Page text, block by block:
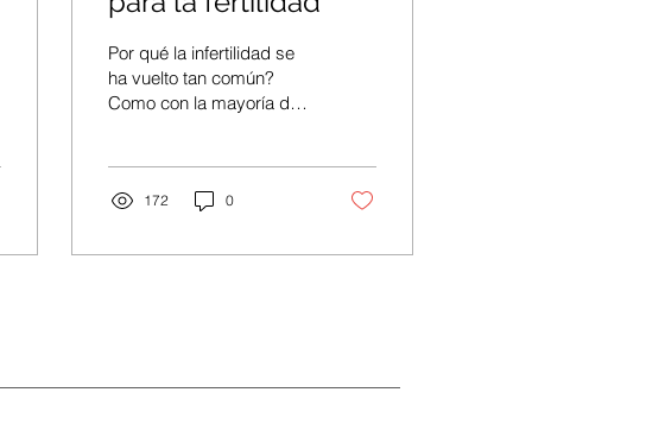
Por qué la infertilidad se
ha vuelto tan común?
Como con la mayoría de
172 0